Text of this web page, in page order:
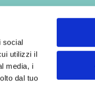
social
utilizzi il
media, i
dal tuo